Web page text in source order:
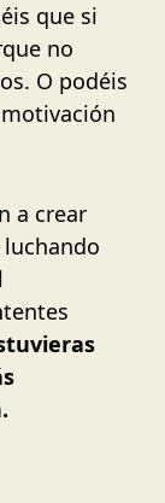
que si
no
O podéis
a crear